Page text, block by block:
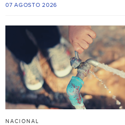
07 AGOSTO 2026
NACIONAL